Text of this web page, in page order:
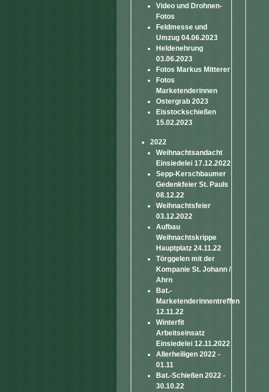
Video und Drohnen-
Fotos
Feldmesse und
Umzug 04.06.2023
Heldenehrung
03.06.2023
Fotos Markus Mitterer
Fotos
Marketenderinnen
Ostergrab 2023
Eisstockschießen
15.02.2023
2022
Weihnachtsandacht
Einsiedelei 17.12.2022
Sepp-Kerschbaumer
Gedenkfeier St. Pauls
08.12.22
Weihnachtsfeier
03.12.2022
Aufbau
Weihnachtskrippe
Hauptplatz 24.11.22
Törggelen mit der
Kompanie St. Johann /
Ahrn
Bat.-
Marketenderinnentreffen
12.11.22
Winterfit
Arbeitseinsatz
Einsiedelei 12.11.2022
Allerheiligen 2022 -
01.11
Bat.-Schießen 2022 -
30.10.22